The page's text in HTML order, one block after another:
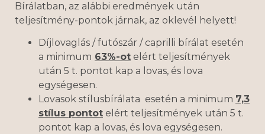
Bírálatban, az alábbi eredmények után
teljesítmény-pontok járnak, az oklevél helyett!
Díjlovaglás / futószár / caprilli bírálat esetén
a minimum 63%-ot elért teljesítmények
után 5 t. pontot kap a lovas, és lova
egységesen.
Lovasok stílusbírálata esetén a minimum 7,3
stílus pontot elért teljesítmények után 5 t.
pontot kap a lovas, és lova egységesen.